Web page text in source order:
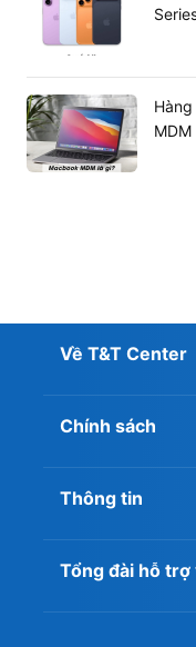
Phần Multi-Touch
13 inch cho thao tác
Thay vì cổng sạc
hệ mới thì chiếc
hưởng đến chức năng
Về T&T Center
Chính sách
Thông tin
Tổng đài hỗ trợ